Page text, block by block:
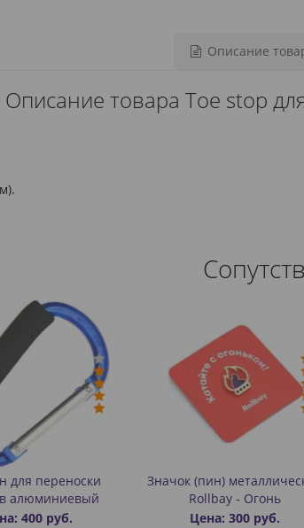
Описание
Описание товара Toe stop
Значок (пин) металлический
Rollbay - Огонь